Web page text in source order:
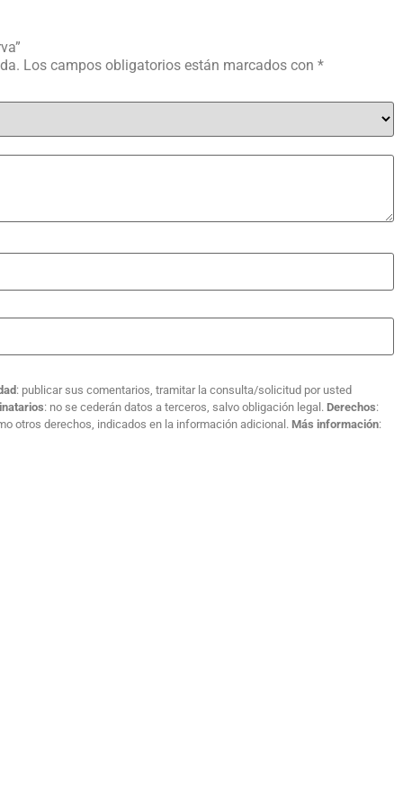
Los campos obligatorios están marcados con *
: publicar sus comentarios, tramitar la consulta/solicitud por usted
: no se cederán datos a terceros, salvo obligación legal. Derechos:
otros derechos, indicados en la información adicional. Más información: